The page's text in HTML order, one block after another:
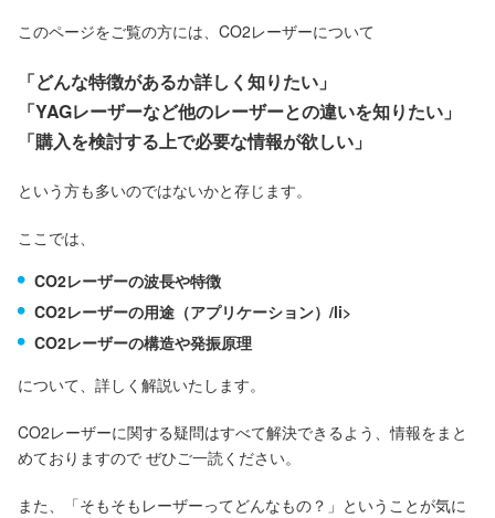
このページをご覧の方には、CO2レーザーについて
「どんな特徴があるか詳しく知りたい」
「YAGレーザーなど他のレーザーとの違いを知りたい」
「購入を検討する上で必要な情報が欲しい」
という方も多いのではないかと存じます。
ここでは、
CO2レーザーの波長や特徴
CO2レーザーの用途（アプリケーション）/li>
CO2レーザーの構造や発振原理
について、詳しく解説いたします。
CO2レーザーに関する疑問はすべて解決できるよう、情報をまと
めておりますので ぜひご一読ください。
また、「そもそもレーザーってどんなもの？」ということが気に